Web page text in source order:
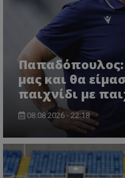
μας και θα
παιχνίδι με
08.08.2026 - 22:18